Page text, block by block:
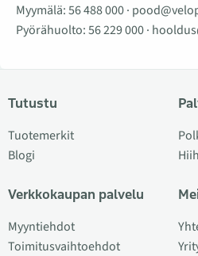
Myymälä:56 488 000·
Pyörähuolto:56 229 000·
Tutustu
Tuotemerkit
Blogi
Verkkokaupan palvelu
Myyntiehdot
Toimitusvaihtoehdot